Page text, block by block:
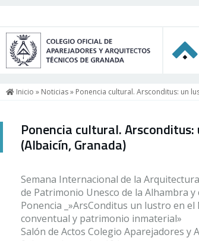
Inicio » Noticias» Ponencia cultural. Arsconditus: un
Ponencia cultural.
(Albaicín, Granada)
Semana Internacional de la
de Patrimonio Unesco de la Alhambra y
Ponencia _»ArsConditus un lustro en
conventual y patrimonio inmaterial»
Salón de Actos Colegio Aparejadores y